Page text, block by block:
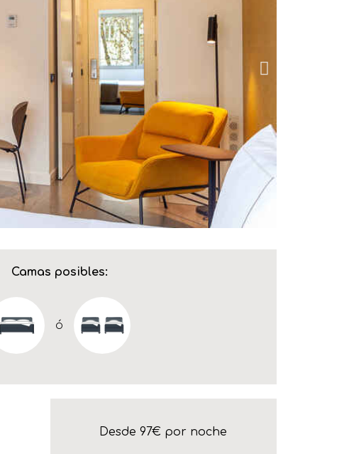
Camas posibles:
ó
Desde 97€ por noche